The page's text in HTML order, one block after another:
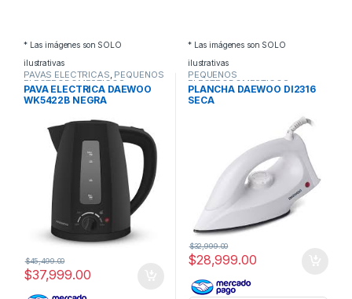
* Las imágenes son SOLO
ilustrativas
PAVAS ELECTRICAS, PEQUEÑOS
ELECTRODOMESTICOS
PAVA ELECTRICA DAEWOO
WK5422B NEGRA
$37,999.00
$45,499.00
* Las imágenes son SOLO
ilustrativas
PEQUEÑOS
ELECTRODOMESTICOS,
PLANCHAS
PLANCHA DAEWOO DI2316
SECA
$28,999.00
$32,999.00